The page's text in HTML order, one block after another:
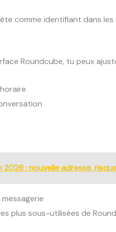
comme identifiant dans
Roundcube, tu peux
: nouvelle adresse,
plus sous-utilisées de